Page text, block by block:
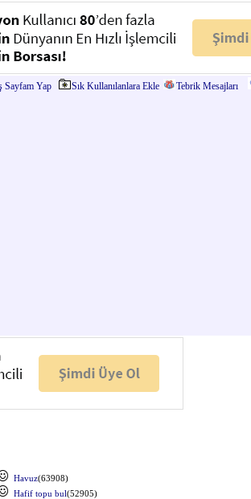
Sayfam Yap Sık Kullanılanlara Ekle Tebrik Mesajları
Havuz(63908)
Hafif topu bul(52905)